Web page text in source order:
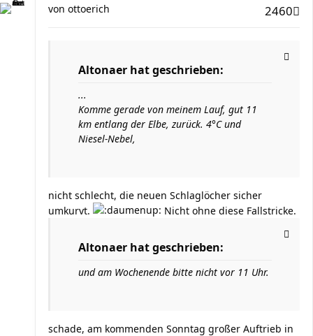
2460
von ottoerich
Altonaer hat geschrieben:
...
Komme gerade von meinem Lauf, gut 11
km entlang der Elbe, zurück. 4°C und
Niesel-Nebel,
nicht schlecht, die neuen Schlaglöcher sicher
umkurvt.
Nicht ohne diese Fallstricke.
Altonaer hat geschrieben:
und am Wochenende bitte nicht vor 11 Uhr.
schade, am kommenden Sonntag großer Auftrieb in